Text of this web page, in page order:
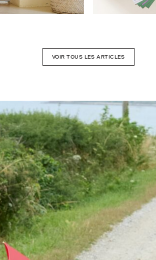
VOIR TOUS LES ARTICLES